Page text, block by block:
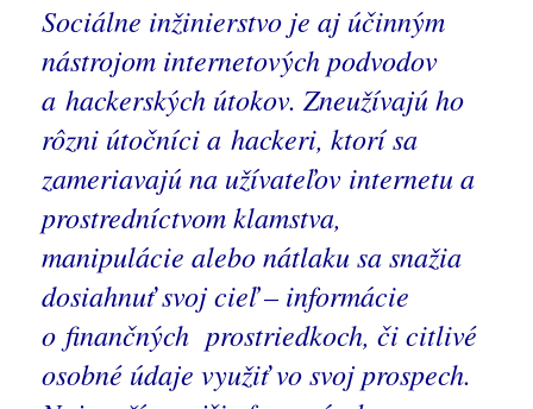
Sociálne inžinierstvo je aj účinným
nástrojom internetových podvodov
a hackerských útokov. Zneužívajú ho
rôzni útočníci a hackeri, ktorí sa
zameriavajú na užívateľov internetu a
prostredníctvom klamstva,
manipulácie alebo nátlaku sa snažia
dosiahnuť svoj cieľ – informácie
o finančných prostriedkoch, či citlivé
osobné údaje využiť vo svoj prospech.